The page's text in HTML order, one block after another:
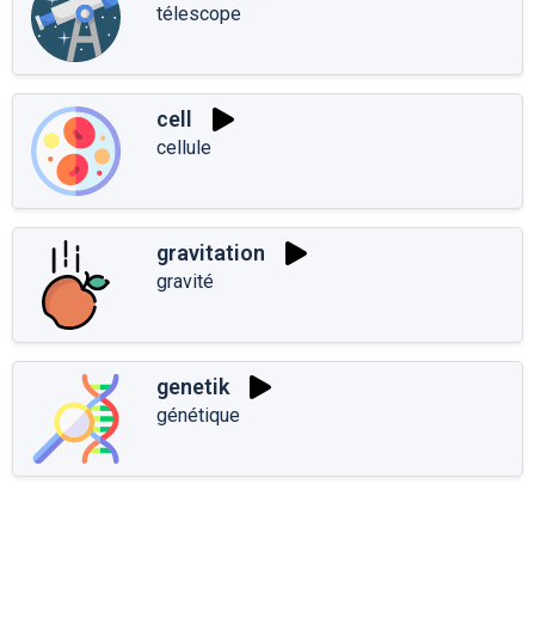
télescope
cell
cellule
gravitation
gravité
genetik
génétique